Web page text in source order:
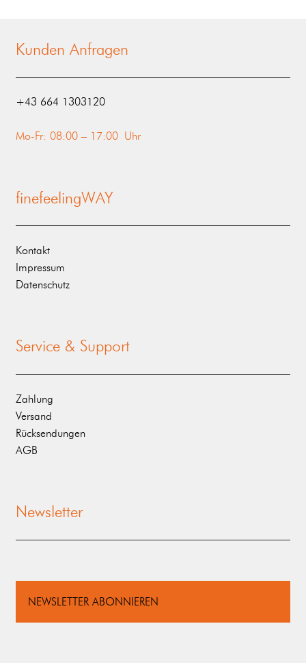
Kunden Anfragen
‭+43 664 1303120‬
Mo-Fr: 08:00 – 17:00 Uhr
finefeelingWAY
Kontakt
Impressum
Datenschutz
Service & Support
Zahlung
Versand
Rücksendungen
AGB
Newsletter
NEWSLETTER ABONNIEREN